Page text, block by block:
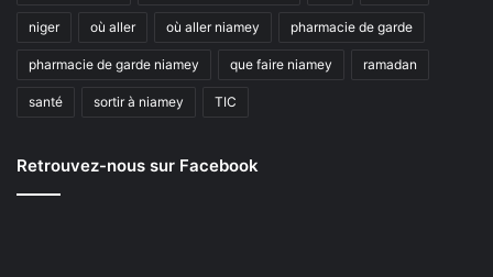
niger où aller où aller niamey pharmacie de garde
pharmacie de garde niamey que faire niamey ramadan
santé sortir à niamey TIC
Retrouvez-nous sur Facebook